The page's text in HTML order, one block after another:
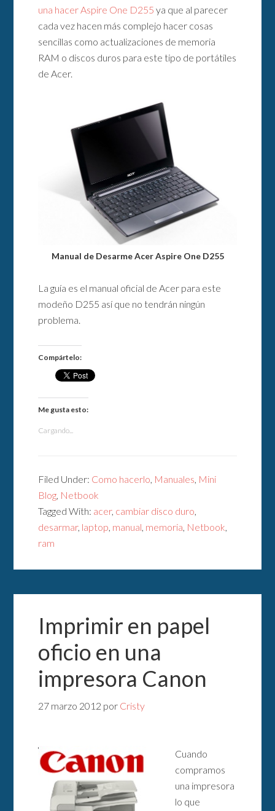
una hacer Aspire One D255 ya que al parecer
cada vez hacen más complejo hacer cosas
sencillas como actualizaciones de memoria
RAM o discos duros para este tipo de portátiles
de Acer.
Manual de Desarme Acer Aspire One D255
La guía es el manual oficial de Acer para este
modeño D255 así que no tendrán ningún
problema.
Compártelo:
Me gusta esto:
Cargando...
Filed Under: Como hacerlo Manuales Mini
Blog Netbook
Tagged With: acer, cambiar disco duro
desarmar, laptop manual memoria Netbook
ram
Imprimir en papel
oficio en una
impresora Canon
27 marzo 2012 por Cristy
Cuando
compramos
una impresora
lo que